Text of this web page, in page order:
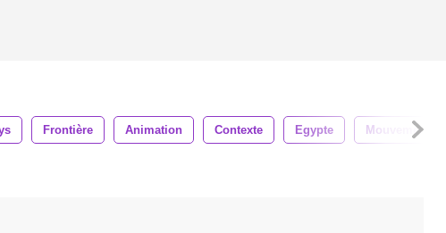
Frontière Animation Contexte Egypte Mouvement